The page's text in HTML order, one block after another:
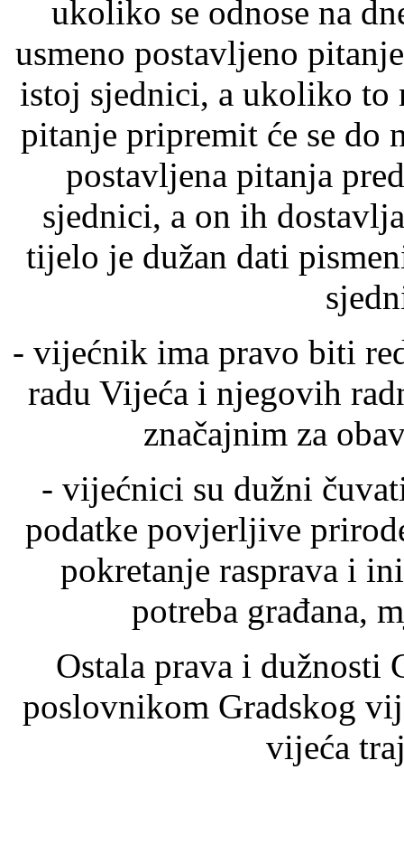
ukoliko se odnose na
usmeno postavljeno
istoj sjednici, a ukoliko to
pitanje pripremit će se do
postavljena pitanja
sjednici, a on ih
tijelo je dužan dati
- vijećnik ima pravo biti
radu Vijeća i njegovih
značajnim za
- vijećnici su dužni
podatke povjerljive
pokretanje rasprava i
potreba građana,
Ostala prava i dužnosti
poslovnikom Gradskog
vijeća